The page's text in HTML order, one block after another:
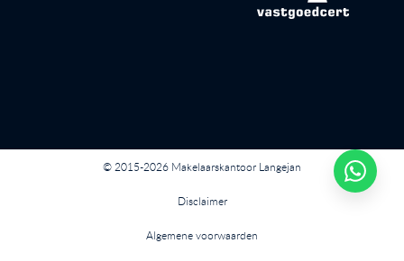
© 2015-2026 Makelaarskantoor Langejan
Disclaimer
Algemene voorwaarden